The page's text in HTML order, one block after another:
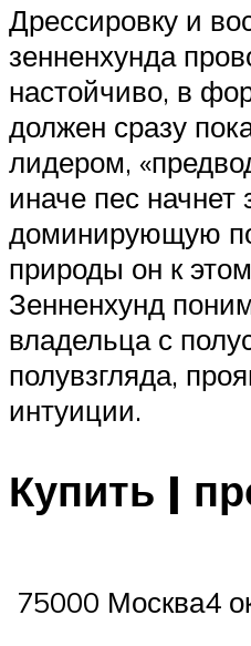
Дрессировку и
зенненхунда
настойчиво, в
должен сразу
лидером,
иначе пес начнет
доминирующую
природы он к
Зенненхунд
владельца с
полувзгляда,
интуиции.
Купить |
75000 Москва4